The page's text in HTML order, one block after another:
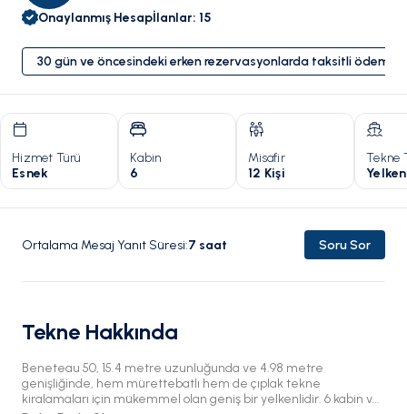
Onaylanmış Hesapİlanlar: 15
30 gün ve öncesindeki erken rezervasyonlarda taksitli ödeme
Hizmet Türü
Esnek
Kabin
6
Misafir
12 Kişi
Tekne
Ortalama Mesaj Yanıt Süresi:7 saat Soru Sor
Tekne Hakkında
Beneteau 50, 15.4 metre uzunluğunda ve 4.98 metre
genişliğinde, hem mürettebatlı hem de çıplak tekne
kiralamaları için mükemmel olan geniş bir yelkenlidir. 6 kabin ve